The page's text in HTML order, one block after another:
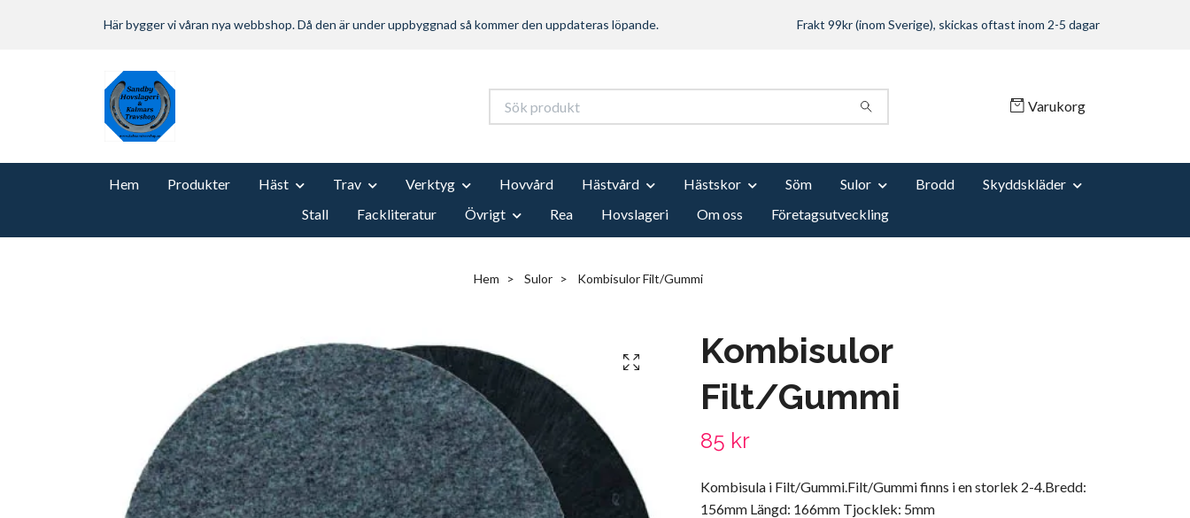
Här bygger vi våran nya webbshop. Då den är under uppbyggnad så kommer den uppdateras löpande. Frakt 99kr (inom Sverige), skickas oftast inom 2-5 dagar
Varukorg
Hem Produkter Häst Trav Verktyg Hovvård Hästvård Hästskor Söm Sulor Brodd
Skyddskläder
Stall
Fackliteratur Övrigt Rea Hovslageri Om oss Företagsutveckling
Hem Sulor Kombisulor Filt/Gummi
Kombisulor
Filt/Gummi
85 kr
Kombisula i Filt/Gummi.Filt/Gummi finns i en storlek 2-4.Bredd:
156mm Längd: 166mm Tjocklek: 5mm